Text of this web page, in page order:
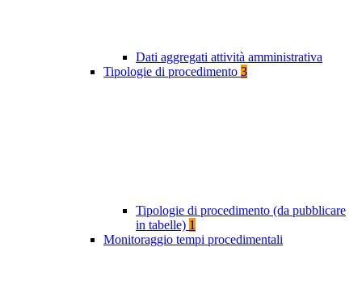
Dati aggregati attività amministrativa
Tipologie di procedimento 3
Tipologie di procedimento (da pubblicare
in tabelle) 1
Monitoraggio tempi procedimentali